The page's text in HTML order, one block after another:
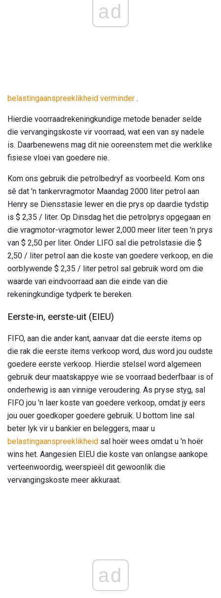
ad
belastingaanspreeklikheid verminder .
Hierdie voorraadrekeningkundige metode benader selde
die vervangingskoste vir voorraad, wat een van sy nadele
is. Daarbenewens mag dit nie ooreenstem met die werklike
fisiese vloei van goedere nie.
Kom ons gebruik die petrolbedryf as voorbeeld. Kom ons
sê dat 'n tankervragmotor Maandag 2000 liter petrol aan
Henry se Diensstasie lewer en die prys op daardie tydstip
is $ 2,35 / liter. Op Dinsdag het die petrolprys opgegaan en
die vragmotor-vragmotor lewer 2,000 meer liter teen 'n prys
van $ 2,50 per liter. Onder LIFO sal die petrolstasie die $
2,50 / liter petrol aan die koste van goedere verkoop, en die
oorblywende $ 2,35 / liter petrol sal gebruik word om die
waarde van eindvoorraad aan die einde van die
rekeningkundige tydperk te bereken.
Eerste-in, eerste-uit (EIEU)
FIFO, aan die ander kant, aanvaar dat die eerste items op
die rak die eerste items verkoop word, dus word jou oudste
goedere eerste verkoop. Hierdie stelsel word algemeen
gebruik deur maatskappye wie se voorraad bederfbaar is of
onderhewig is aan vinnige veroudering. As pryse styg, sal
FIFO jou 'n laer koste van goedere verkoop, omdat jy eers
jou ouer goedkoper goedere gebruik. U bottom line sal
beter lyk vir u bankier en beleggers, maar u
belastingaanspreeklikheid sal hoër wees omdat u 'n hoër
wins het. Aangesien EIEU die koste van onlangse aankope
verteenwoordig, weerspieël dit gewoonlik die
vervangingskoste meer akkuraat.
ad